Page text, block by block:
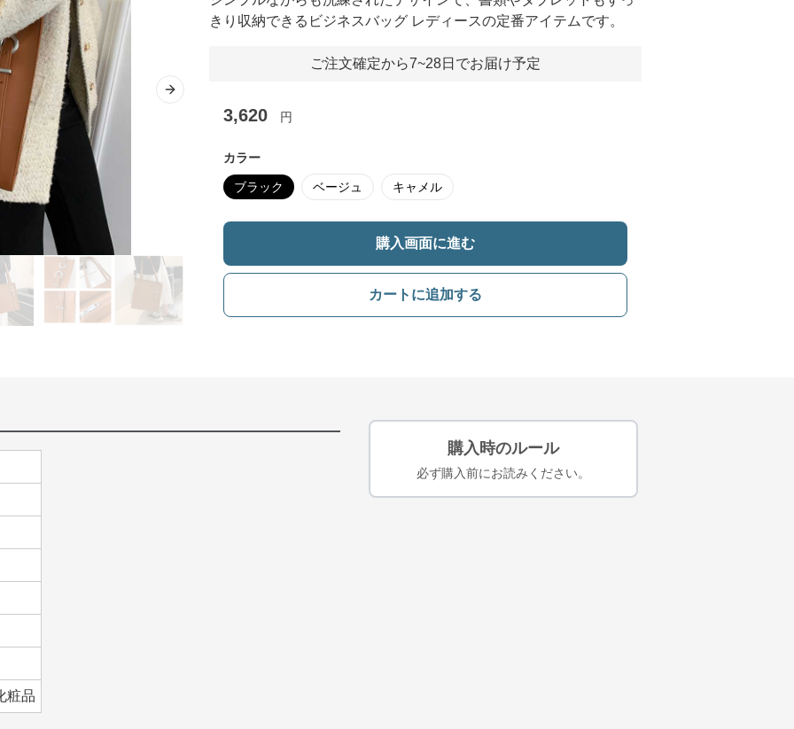
Next slide
きり収納できるビジネスバッグ レディースの定番アイテムです。
ご注文確定から7~28日でお届け予定
3,620 円
カラー
ブラック ベージュ キャメル
購入画面に進む
カートに追加する
粧品
購入時のルール
必ず購入前にお読みください。